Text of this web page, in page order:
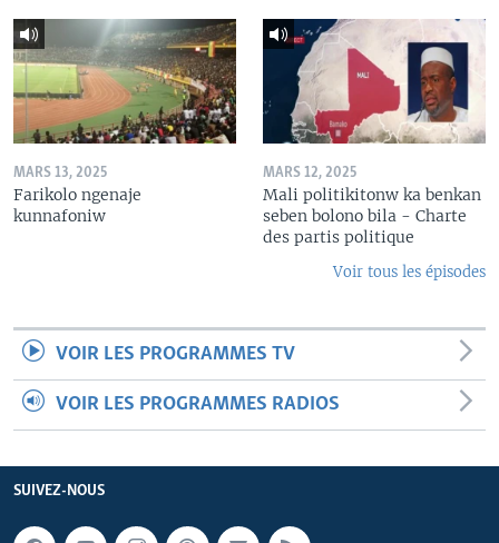
MARS 13, 2025
Farikolo ngenaje
kunnafoniw
MARS 12, 2025
Mali politikitonw ka benkan
seben bolono bila - Charte
des partis politique
Voir tous les épisodes
VOIR LES PROGRAMMES TV
VOIR LES PROGRAMMES RADIOS
SUIVEZ-NOUS